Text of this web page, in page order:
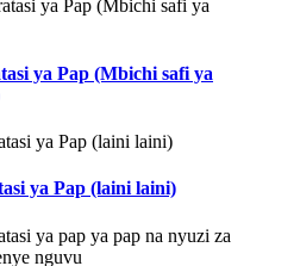
ya Pap (Mbichi safi ya
ya Pap (laini laini)